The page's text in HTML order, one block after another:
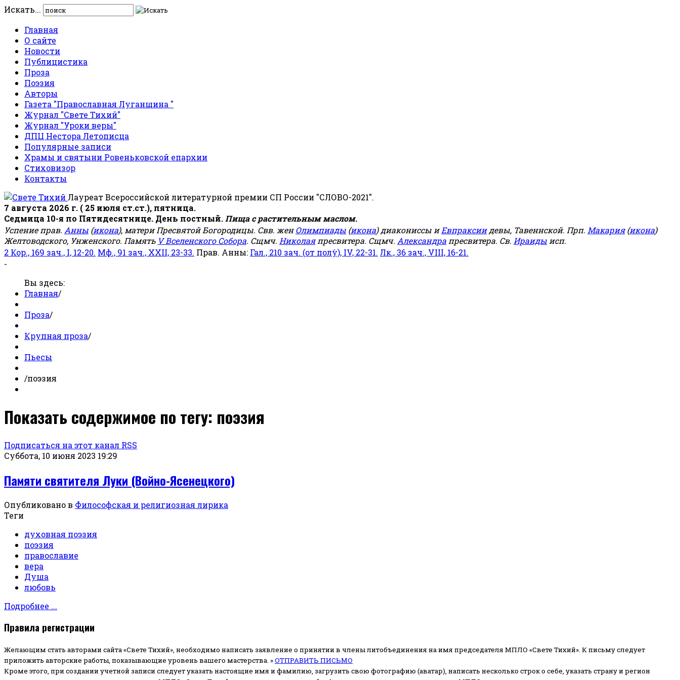
Искать...
Главная
О сайте
Новости
Публицистика
Проза
Поэзия
Авторы
Газета "Православная Луганщина "
Журнал "Свете Тихий"
Журнал "Уроки веры"
ДПЦ Нестора Летописца
Популярные записи
Храмы и святыни Ровеньковской епархии
Стиховизор
Контакты
Лауреат Всероссийской литературной премии СП России "СЛОВО-2021".
7 августа 2026 г. ( 25 июля ст.ст.), пятница.
Седмица 10-я по Пятидесятнице. День постный. Пища с растительным маслом.
Успение прав. Анны (икона), матери Пресвятой Богородицы. Свв. женОлимпиады (икона) диакониссы иЕвпраксиидевы, Тавеннской. Прп. Макария(икона)
Желтоводского, Унженского. Память V Вселенского Собора. Сщмч. Николаяпресвитера. Сщмч. Александра пресвитера. Св. Ираиды исп.
2 Кор., 169 зач., I, 12-20. Мф., 91 зач., XXII, 23-33. Прав. Анны: Гал., 210 зач. (от полу́), IV, 22-31. Лк., 36 зач., VIII, 16-21.
-
Вы здесь:
Главная/
Проза/
Крупная проза/
Пьесы
/поэзия
Показать содержимое по тегу: поэзия
Подписаться на этот канал RSS
Суббота, 10 июня 2023 19:29
Памяти святителя Луки (Войно-Ясенецкого)
Опубликовано в Философская и религиозная лирика
Теги
духовная поэзия
поэзия
православие
вера
Душа
любовь
Подробнее ...
Правила регистрации
Желающим стать авторами сайта «Свете Тихий», необходимо написать заявление о принятии в члены литобъединения на имя председателя МПЛО «Свете Тихий». К письму следует
приложить авторские работы, показывающие уровень вашего мастерства. »ОТПРАВИТЬ ПИСЬМО
Кроме этого, при создании учетной записи следует указать настоящие имя и фамилию, загрузить свою фотографию (аватар), написать несколько строк о себе, указать страну и регион